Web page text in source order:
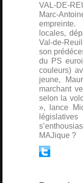
VAL-DE-
Marc-
locales,
Val-de-
son
du PS
couleurs)
jeune,
marchant
selon la
», lance
MAJique ?